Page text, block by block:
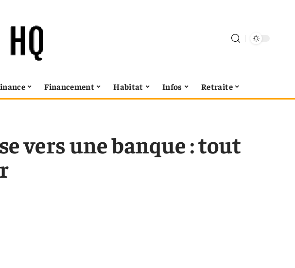
Financement Habitat Infos Retraite
vers une banque : tout